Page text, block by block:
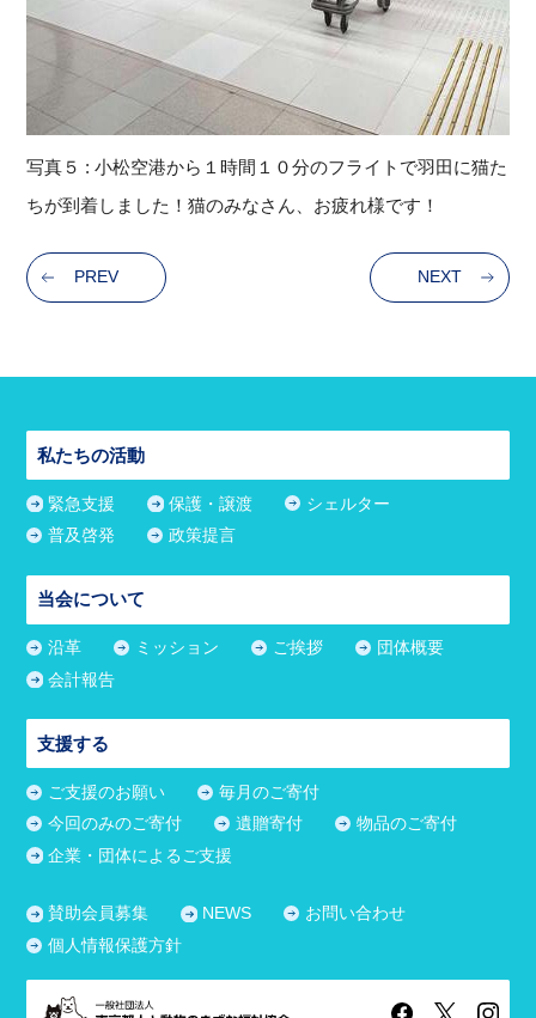
写真５ : 小松空港から１時間１０分のフライトで羽田に猫た
ちが到着しました！猫のみなさん、お疲れ様です！
PREV NEXT
私たちの活動
緊急支援 保護・譲渡
シェルター
普及啓発
政策提言
当会について
沿革 ミッション ご挨拶
団体概要
会計報告
支援する
ご支援のお願い
毎月のご寄付
今回のみのご寄付
遺贈寄付
物品のご寄付
企業・団体によるご支援
賛助会員募集 NEWS
お問い合わせ
個人情報保護方針